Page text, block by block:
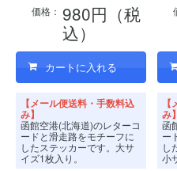
価格： 980円（税
込）
【メール便送料・手数料込
み】
函館空港(北海道)のレターコ
ードと滑走路をモチーフに
したステッカーです。 大サ
イズ1枚入り。
み
函
ー
し
小